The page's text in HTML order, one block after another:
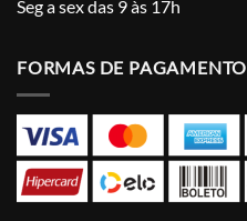
Seg a sex das 9 às 17h
FORMAS DE PAGAMENTO